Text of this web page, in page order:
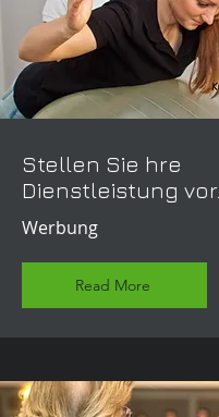
Stellen Sie hre
Dienstleistung vor.
Werbung
Read More